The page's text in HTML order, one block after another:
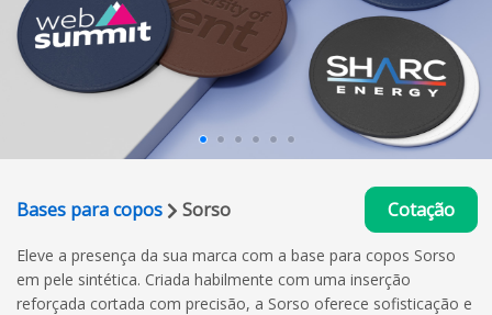
Bases para copos Sorso Cotação
Eleve a presença da sua marca com a base para copos Sorso
em pele sintética. Criada habilmente com uma inserção
reforçada cortada com precisão, a Sorso oferece sofisticação e